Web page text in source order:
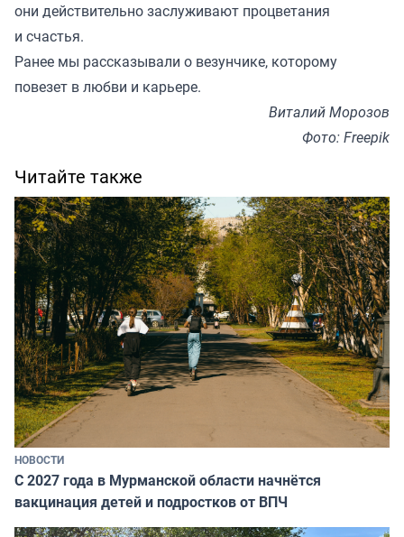
они действительно заслуживают процветания
и счастья.
Ранее мы рассказывали о везунчике, которому
повезет в любви и карьере.
Виталий Морозов
Фото: Freepik
Читайте также
НОВОСТИ
С 2027 года в Мурманской области начнётся
вакцинация детей и подростков от ВПЧ